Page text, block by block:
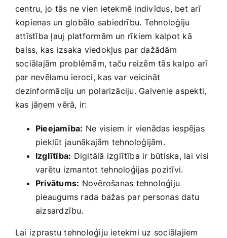
centru, jo tās ne vien ietekmē indivīdus, bet arī
kopienas un globālo sabiedrību. Tehnoloģiju
attīstība ļauj platformām un rīkiem kalpot kā
⁢balss, ​kas izsaka viedokļus⁤ par dažādām ​
sociālajām ‌problēmām, taču reizēm tās kalpo arī
par nevēlamu ieroci,⁢ kas var veicināt
⁢dezinformāciju ⁢un polarizāciju.‍ Galvenie ‌aspekti,
kas jāņem ​vērā, ir:
Pieejamība: Ne⁢ visiem ⁣ir ⁣vienādas iespējas
piekļūt⁤ jaunākajām tehnoloģijām.
Izglītība: Digitālā ​izglītība ir​ būtiska,‍ lai ​visi
varētu izmantot tehnoloģijas ⁤pozitīvi.
Privātums: Novērošanas tehnoloģiju
pieaugums rada bažas par personas​ datu
aizsardzību.
Lai⁣ izprastu tehnoloģiju ietekmi​ uz sociālajiem